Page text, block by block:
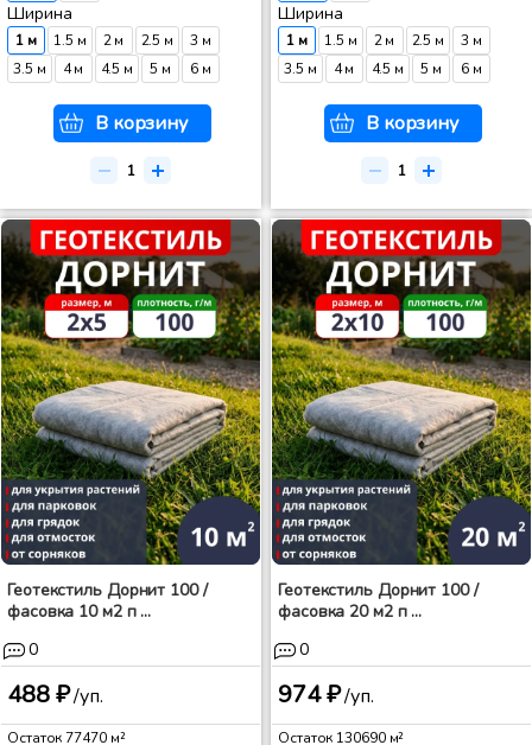
Ширина
1 м 1.5 м 2 м 2.5 м
3 м
3.5 м
4 м 4.5 м 5 м 6 м
В корзину
Ширина
1 м 1.5 м 2 м 2.5 м
3 м
3.5 м
4 м 4.5 м 5 м 6 м
В корзину
Геотекстиль Дорнит 100 /
фасовка 10 м2 п ...
0
488 ₽/уп.
Остаток77470м²
Геотекстиль Дорнит 100 /
фасовка 20 м2 п ...
0
974 ₽/уп.
Остаток 130690м²